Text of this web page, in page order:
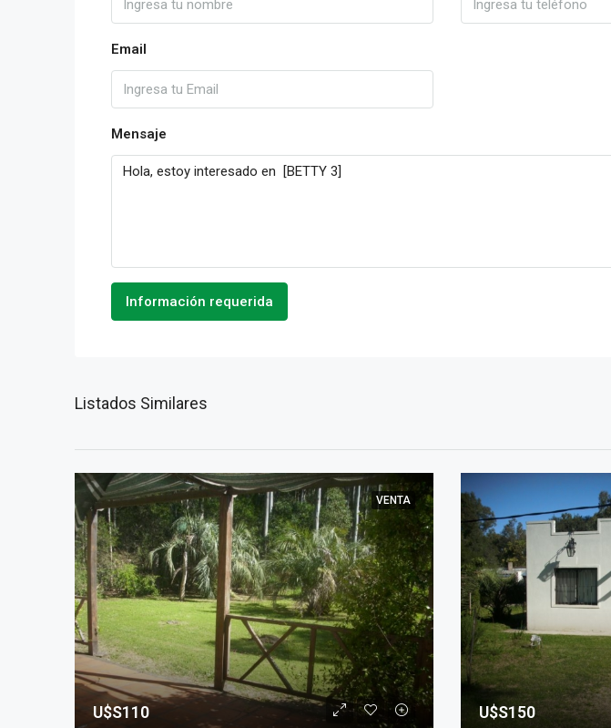
Email
Mensaje
Información requerida
Listados Similares
VENTA
U$S110 U$S150